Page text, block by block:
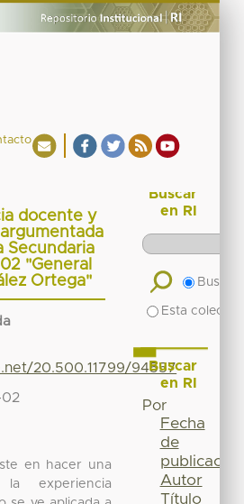
docente y
Secundaria
"General
Ortega"
20.500.11799/94557
en hacer una
experiencia
Buscar
en RI
Buscar
Esta
Buscar
en RI
Por
Fecha
de
publicación
Autor
Título